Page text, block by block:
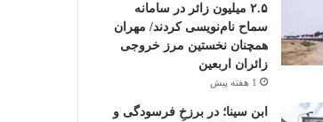
۲.۵ میلیون زائر در سامانه
سماح نام‌نویسی کردند/ مهران
همچنان نخستین مرز خروجی
زائران اربعین
1 هفته پیش
ابن سینا؛ در برزخِ فرسودگی و